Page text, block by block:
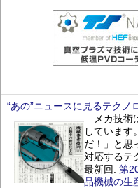
“あの”ニュースに見るテクノ
メカ技術
しています
だ！」と思
対応するテ
最新回: 第
品機械の生